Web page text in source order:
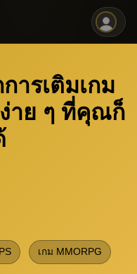
ารเติมเกม
าย ๆ ที่คุณก็
เกม MMORPG